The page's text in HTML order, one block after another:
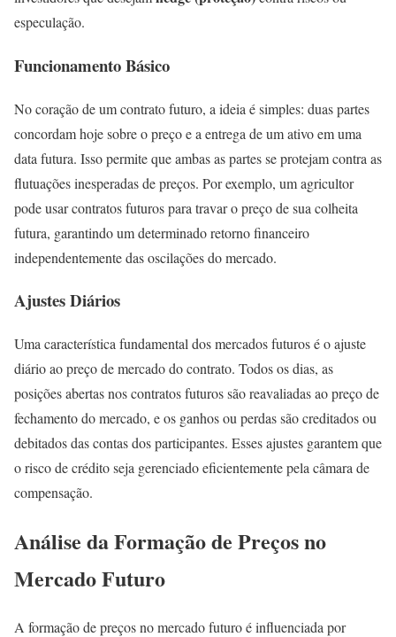
especulação.
Funcionamento Básico
No coração de um contrato futuro, a ideia é simples: duas partes
concordam hoje sobre o preço e a entrega de um ativo em uma
data futura. Isso permite que ambas as partes se protejam contra as
flutuações inesperadas de preços. Por exemplo, um agricultor
pode usar contratos futuros para travar o preço de sua colheita
futura, garantindo um determinado retorno financeiro
independentemente das oscilações do mercado.
Ajustes Diários
Uma característica fundamental dos mercados futuros é o ajuste
diário ao preço de mercado do contrato. Todos os dias, as
posições abertas nos contratos futuros são reavaliadas ao preço de
fechamento do mercado, e os ganhos ou perdas são creditados ou
debitados das contas dos participantes. Esses ajustes garantem que
o risco de crédito seja gerenciado eficientemente pela câmara de
compensação.
Análise da Formação de Preços no
Mercado Futuro
A formação de preços no mercado futuro é influenciada por